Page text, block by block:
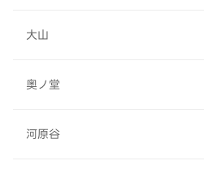
大山
奥ノ堂
河原谷